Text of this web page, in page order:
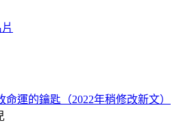
運的鑰匙（2022年稍修改新文）